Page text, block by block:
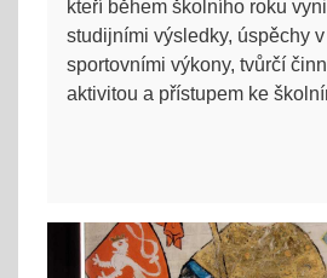
kteří během školního roku
studijními výsledky, úspěchy
sportovními výkony, tvůrčí
aktivitou a přístupem ke